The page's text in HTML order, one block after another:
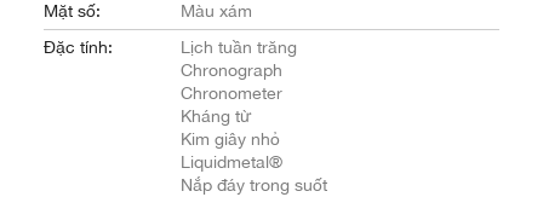
Mặt số:
Màu xám
Đặc tính:
Lịch tuần trăng
Chronograph
Chronometer
Kháng từ
Kim giây nhỏ
Liquidmetal®
Nắp đáy trong suốt